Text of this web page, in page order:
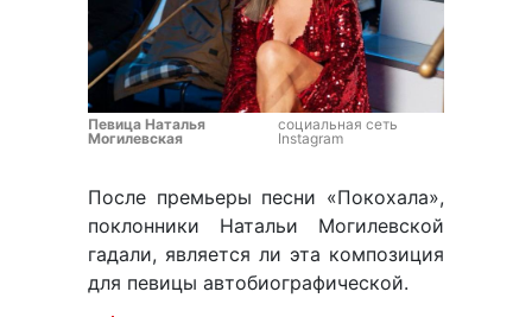
Певица Наталья
Могилевская
социальная сеть
Instagram
После премьеры песни «Покохала»,
поклонники Натальи Могилевской
гадали, является ли эта композиция
для певицы автобиографической.